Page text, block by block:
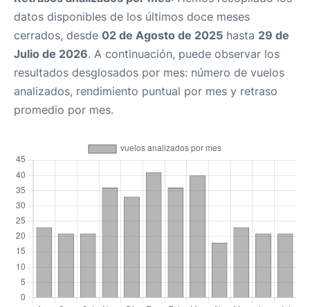
datos disponibles de los últimos doce meses
cerrados, desde 02 de Agosto de 2025 hasta 29 de
Julio de 2026. A continuación, puede observar los
resultados desglosados por mes: número de vuelos
analizados, rendimiento puntual por mes y retraso
promedio por mes.